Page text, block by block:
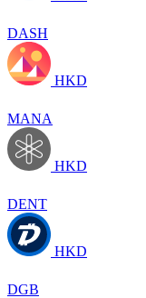
DASH
HKD
MANA
HKD
DENT
HKD
DGB